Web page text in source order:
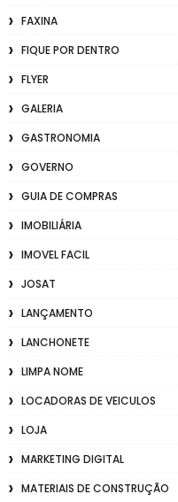
FAXINA
FIQUE POR DENTRO
FLYER
GALERIA
GASTRONOMIA
GOVERNO
GUIA DE COMPRAS
IMOBILIÁRIA
IMOVEL FACIL
JOSAT
LANÇAMENTO
LANCHONETE
LIMPA NOME
LOCADORAS DE VEICULOS
LOJA
MARKETING DIGITAL
MATERIAIS DE CONSTRUÇÃO